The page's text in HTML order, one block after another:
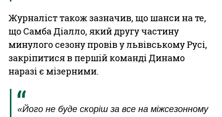
Журналіст також зазначив, що шанси на те,
що Самба Діалло, який другу частину
минулого сезону провів у львівському Русі,
закріпитися в першій команді Динамо
наразі є мізерними.
«Його не буде скоріш за все на міжсезонному